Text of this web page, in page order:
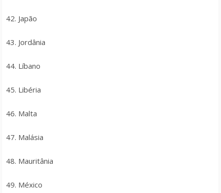
42. Japão
43. Jordânia
44. Líbano
45. Libéria
46. Malta
47. Malásia
48. Mauritânia
49. México